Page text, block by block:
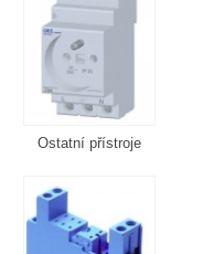
Ostatní přístroje